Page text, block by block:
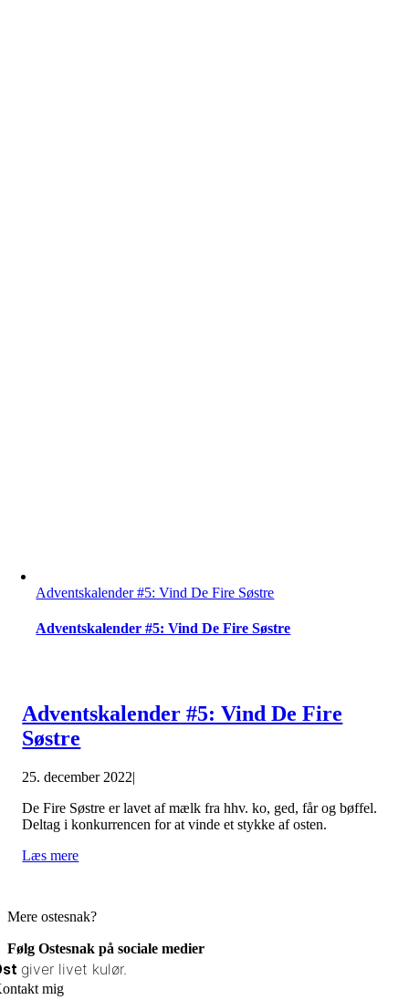
Adventskalender #5: Vind De Fire Søstre
Adventskalender #5: Vind De Fire Søstre
Adventskalender #5: Vind De Fire
Søstre
25. december 2022|
De Fire Søstre er lavet af mælk fra hhv. ko, ged, får og bøffel.
Deltag i konkurrencen for at vinde et stykke af osten.
Læs mere
Mere ostesnak?
Følg Ostesnak på sociale medier
giver livet kulør.
mig